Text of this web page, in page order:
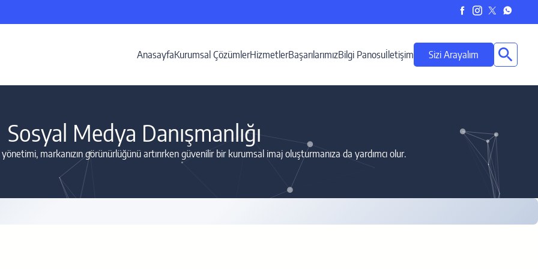
AnasayfaKurumsal ÇözümlerHizmetlerBaşarılarımızBilgi Panosuİletişim Sizi Arayalım
Sosyal Medya Danışmanlığı
markanızın görünürlüğünü artırırken güvenilir bir kurumsal imaj oluşturmanıza da yardımcı olur.